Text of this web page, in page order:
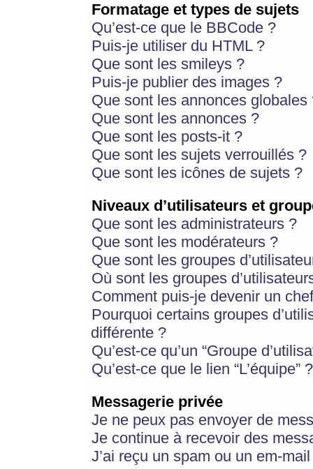
Formatage et types de sujets
Qu’est-ce que le BBCode ?
Puis-je utiliser du HTML ?
Que sont les smileys ?
Puis-je publier des images ?
Que sont les annonces globales
Que sont les annonces ?
Que sont les posts-it ?
Que sont les sujets verrouillés ?
Que sont les icônes de sujets ?
Niveaux d’utilisateurs et
Que sont les administrateurs ?
Que sont les modérateurs ?
Que sont les groupes
Où sont les groupes
Comment puis-je devenir un
Pourquoi certains groupes
différente ?
Qu’est-ce qu’un “Groupe
Qu’est-ce que le lien “L’équipe” ?
Messagerie privée
Je ne peux pas envoyer de
Je continue à recevoir des
J’ai reçu un spam ou un em-